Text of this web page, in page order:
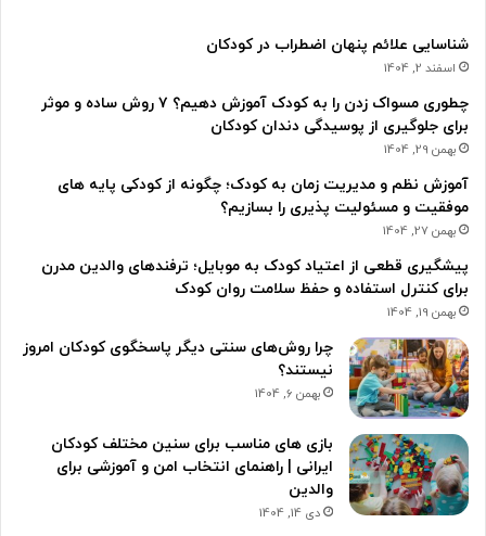
شناسایی علائم پنهان اضطراب در کودکان
اسفند 2, 1404
چطوری مسواک زدن را به کودک آموزش دهیم؟ ۷ روش ساده و موثر
برای جلوگیری از پوسیدگی دندان کودکان
بهمن 29, 1404
آموزش نظم و مدیریت زمان به کودک؛ چگونه از کودکی پایه های
موفقیت و مسئولیت پذیری را بسازیم؟
بهمن 27, 1404
پیشگیری قطعی از اعتیاد کودک به موبایل؛ ترفندهای والدین مدرن
برای کنترل استفاده و حفظ سلامت روان کودک
بهمن 19, 1404
چرا روش‌های سنتی دیگر پاسخگوی کودکان امروز
نیستند؟
بهمن 6, 1404
بازی های مناسب برای سنین مختلف کودکان
ایرانی | راهنمای انتخاب امن و آموزشی برای
والدین
دی 14, 1404